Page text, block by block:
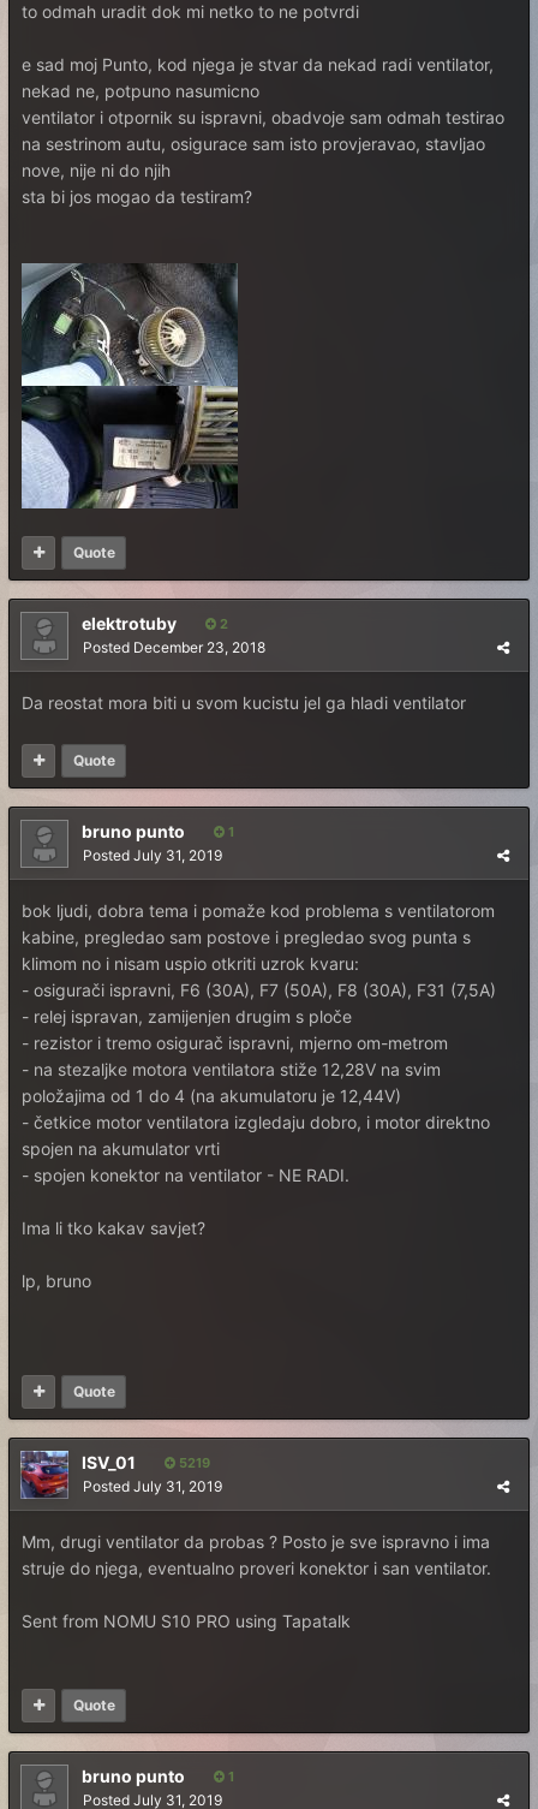
to odmah uradit dok mi netko to ne potvrdi
e sad moj Punto, kod njega je stvar da nekad radi ventilator,
nekad ne, potpuno nasumicno
ventilator i otpornik su ispravni, obadvoje sam odmah testirao
na sestrinom autu, osigurace sam isto provjeravao, stavljao
nove, nije ni do njih
sta bi jos mogao da testiram?
Quote
elektrotuby 2
Posted December 23, 2018
Da reostat mora biti u svom kucistu jel ga hladi ventilator
Quote
bruno punto 1
Posted July 31, 2019
bok ljudi, dobra tema i pomaže kod problema s ventilatorom
kabine, pregledao sam postove i pregledao svog punta s
klimom no i nisam uspio otkriti uzrok kvaru:
- osigurači ispravni, F6 (30A), F7 (50A), F8 (30A), F31 (7,5A)
- relej ispravan, zamijenjen drugim s ploče
- rezistor i tremo osigurač ispravni, mjerno om-metrom
- na stezaljke motora ventilatora stiže 12,28V na svim
položajima od 1 do 4 (na akumulatoru je 12,44V)
- četkice motor ventilatora izgledaju dobro, i motor direktno
spojen na akumulator vrti
- spojen konektor na ventilator - NE RADI.
Ima li tko kakav savjet?
lp, bruno
Quote
ISV_01 5219
Posted July 31, 2019
Mm, drugi ventilator da probas ? Posto je sve ispravno i ima
struje do njega, eventualno proveri konektor i san ventilator.
Sent from NOMU S10 PRO using Tapatalk
Quote
bruno punto 1
Posted July 31, 2019